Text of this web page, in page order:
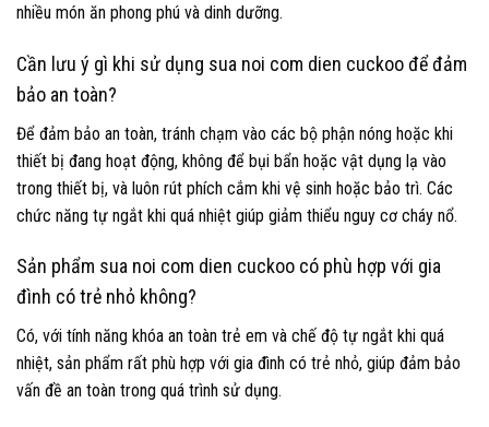
nhiều món ăn phong phú và dinh dưỡng.
Cần lưu ý gì khi sử dụng sua noi com dien cuckoo để đảm
bảo an toàn?
Để đảm bảo an toàn, tránh chạm vào các bộ phận nóng hoặc khi
thiết bị đang hoạt động, không để bụi bẩn hoặc vật dụng lạ vào
trong thiết bị, và luôn rút phích cắm khi vệ sinh hoặc bảo trì. Các
chức năng tự ngắt khi quá nhiệt giúp giảm thiểu nguy cơ cháy nổ.
Sản phẩm sua noi com dien cuckoo có phù hợp với gia
đình có trẻ nhỏ không?
Có, với tính năng khóa an toàn trẻ em và chế độ tự ngắt khi quá
nhiệt, sản phẩm rất phù hợp với gia đình có trẻ nhỏ, giúp đảm bảo
vấn đề an toàn trong quá trình sử dụng.